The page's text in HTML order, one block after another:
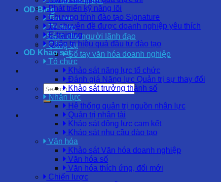
OD Blog
Tin tức
Tri thức
Sách cho người lãnh đạo
Công cụ
Sổ tay văn hóa doanh nghiệp
Phát triển kỹ năng lõi
Chương trình đào tạo Signature
12 chuyên đề được doanh nghiệp yêu thích
E-training
Quản trị hiệu quả đầu tư đào tạo
OD Khảo sát
Tổ chức
Khảo sát năng lực tổ chức
Đánh giá Năng lực Quản trị sự thay đổi
Khảo sát trưởng thành số
Nhân lực
Hệ thống quản trị nguồn nhân lực
Quản trị nhân tài
Khảo sát động lực cam kết
Khảo sát nhu cầu đào tạo
Văn hóa
Khảo sát Văn hóa doanh nghiệp
Văn hóa số
Văn hóa thích ứng, đổi mới
Chiến lược